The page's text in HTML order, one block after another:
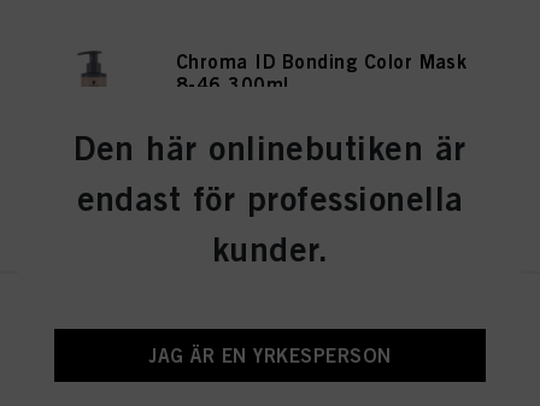
Chroma ID Bonding Color Mask
8-46 300ml
REGISTRERA DIG OCH KÖP
9.5-4 300ml
IDH-nr. 3050805
Den här onlinebutiken är
endast för professionella
kunder.
JAG ÄR EN YRKESPERSON